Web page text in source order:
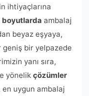
ihtiyaçlarına
boyutlarda ambalaj
beyaz eşyaya,
geniş bir yelpazede
yanı sıra,
yönelik çözümler
en uygun ambalaj